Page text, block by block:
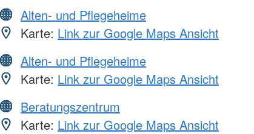
Alten- und Pflegeheime
Karte: Link zur Google Maps Ansicht
Alten- und Pflegeheime
Karte: Link zur Google Maps Ansicht
Beratungszentrum
Karte: Link zur Google Maps Ansicht